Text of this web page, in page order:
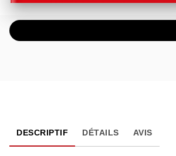
DESCRIPTIF DÉTAILS AVIS